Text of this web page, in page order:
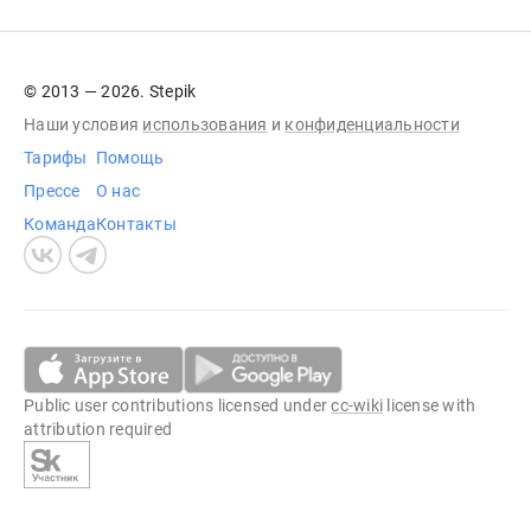
© 2013 — 2026. Stepik
Наши условия использования и конфиденциальности
Тарифы
Прессе
Команда
Помощь
О нас
Контакты
Public user contributions licensed undercc-wiki license with
attribution required